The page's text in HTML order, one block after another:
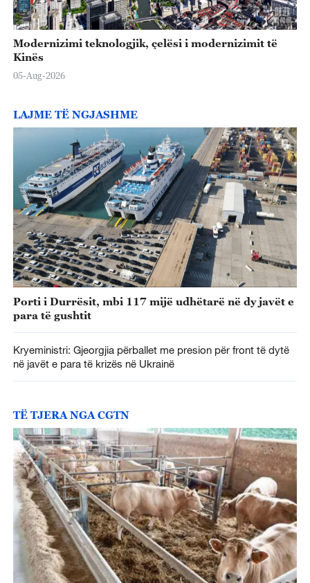
Modernizimi teknologjik, çelësi i modernizimit të
Kinës
05-Aug-2026
LAJME TË NGJASHME
Porti i Durrësit, mbi 117 mijë udhëtarë në dy javët e
para të gushtit
Kryeministri: Gjeorgjia përballet me presion për front të dytë
në javët e para të krizës në Ukrainë
TË TJERA NGA CGTN